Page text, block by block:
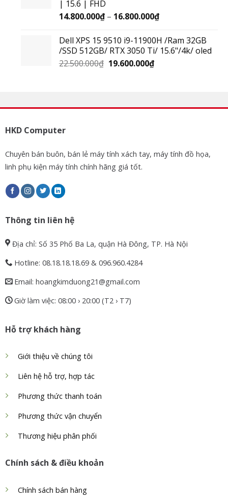
| 15.6 | FHD
14.800.000₫– 16.800.000₫
Dell XPS 15 9510 i9-11900H /Ram 32GB
/SSD 512GB/ RTX 3050 Ti/ 15.6"/4k/ oled
22.500.000₫ 19.600.000₫
HKD Computer
Chuyên bán buôn, bán lẻ máy tính xách tay, máy tính đồ họa,
linh phụ kiện máy tính chính hãng giá tốt.
Thông tin liên hệ
Địa chỉ: Số 35 Phố Ba La, quận Hà Đông, TP. Hà Nội
Hotline: 08.18.18.18.69 & 096.960.4284
Email: hoangkimduong21@gmail.com
Giờ làm việc: 08:00 › 20:00 (T2 › T7)
Hỗ trợ khách hàng
Giới thiệu về chúng tôi
Liên hệ hỗ trợ, hợp tác
Phương thức thanh toán
Phương thức vận chuyển
Thương hiệu phân phối
Chính sách & điều khoản
Chính sách bán hàng